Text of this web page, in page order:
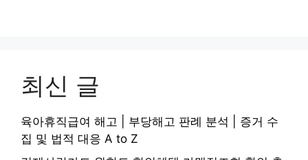
최신 글
육아휴직급여 해고 | 부당해고 판례 분석 | 증거 수
집 및 법적 대응 A to Z